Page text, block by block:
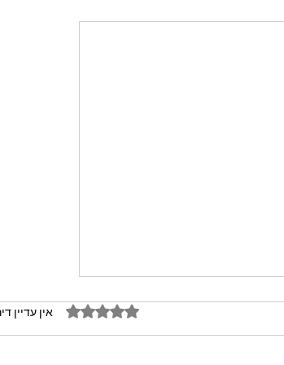
דירוג של 0 מתוך 5 כוכבים אין עדיין